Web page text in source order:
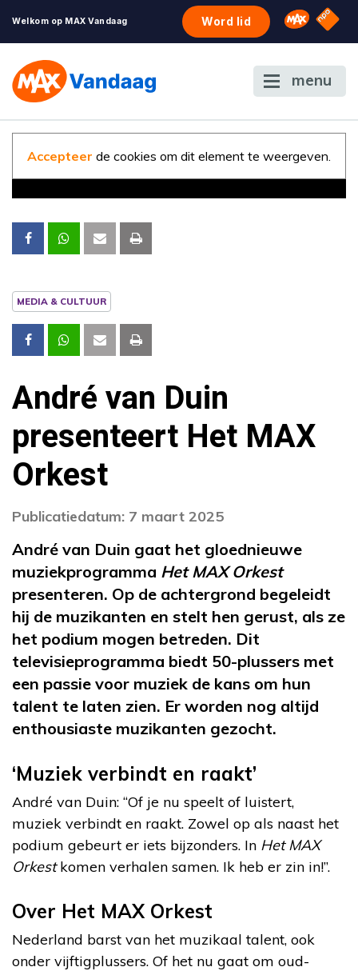
Welkom op MAX Vandaag Word lid Omroep
NPO
menu
Accepteer de cookies om dit element te weergeven.
MEDIA & CULTUUR
André van Duin
presenteert Het MAX
Orkest
Publicatiedatum: 7 maart 2025
André van Duin gaat het gloednieuwe
muziekprogramma Het MAX Orkest
presenteren. Op de achtergrond begeleidt
hij de muzikanten en stelt hen gerust, als ze
het podium mogen betreden. Dit
televisieprogramma biedt 50-plussers met
een passie voor muziek de kans om hun
talent te laten zien. Er worden nog altijd
enthousiaste muzikanten gezocht.
‘Muziek verbindt en raakt’
André van Duin: “Of je nu speelt of luistert,
muziek verbindt en raakt. Zowel op als naast het
podium gebeurt er iets bijzonders. In Het MAX
Orkestkomen verhalen samen. Ik heb er zin in!”.
Over Het MAX Orkest
Nederland barst van het muzikaal talent, ook
onder vijftigplussers. Of het nu gaat om oud-